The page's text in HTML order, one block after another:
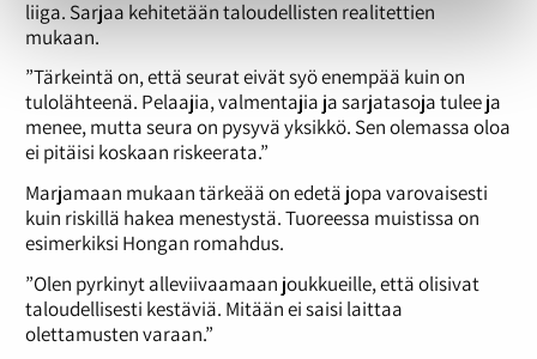
liiga. Sarjaa kehitetään taloudellisten realitettien
mukaan.
”Tärkeintä on, että seurat eivät syö enempää kuin on
tulolähteenä. Pelaajia, valmentajia ja sarjatasoja tulee ja
menee, mutta seura on pysyvä yksikkö. Sen olemassa oloa
ei pitäisi koskaan riskeerata.”
Marjamaan mukaan tärkeää on edetä jopa varovaisesti
kuin riskillä hakea menestystä. Tuoreessa muistissa on
esimerkiksi Hongan romahdus.
”Olen pyrkinyt alleviivaamaan joukkueille, että olisivat
taloudellisesti kestäviä. Mitään ei saisi laittaa
olettamusten varaan.”